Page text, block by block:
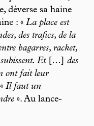
déverse sa haine
: « La place est
des trafics, de la
bagarres, racket,
Et[…] des
ont fait leur
Il faut un
». Au lance-